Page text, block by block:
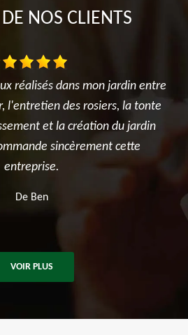
NOS CLIENTS
Travail d'élagage
professionnalisme. L'équipe a
et a laissé le chantier propre
recommande sans hésitation
en élagage et entretien
VOIR PLUS